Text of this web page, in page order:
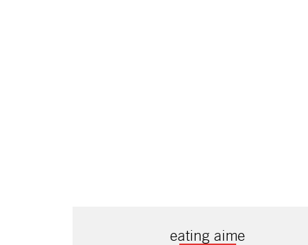
eating aime